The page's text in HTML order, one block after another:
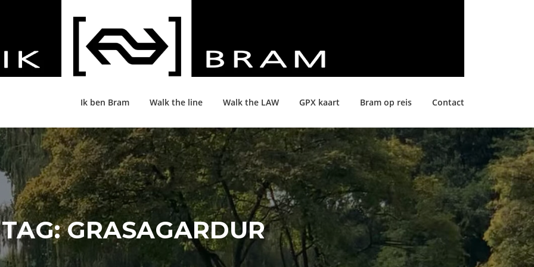
Ik ben Bram Walk the line Walk the LAW GPX kaart Bram op reis Contact
TAG:GRASAGARDUR